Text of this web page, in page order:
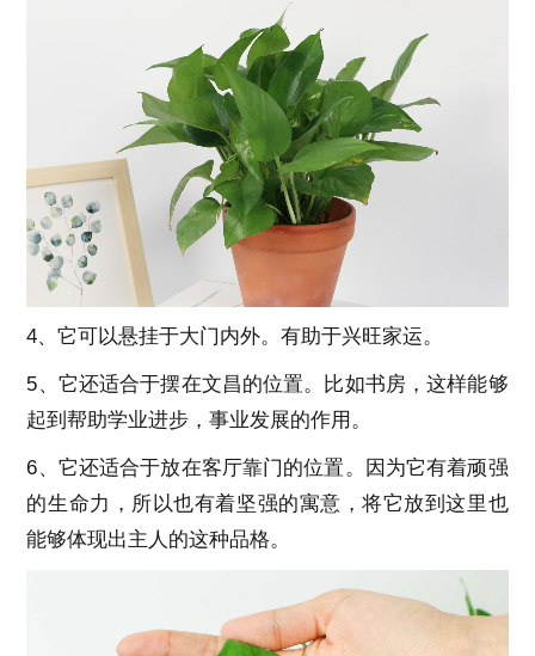
4、它可以悬挂于大门内外。有助于兴旺家运。
5、它还适合于摆在文昌的位置。比如书房，这样能够
起到帮助学业进步，事业发展的作用。
6、它还适合于放在客厅靠门的位置。因为它有着顽强
的生命力，所以也有着坚强的寓意，将它放到这里也
能够体现出主人的这种品格。